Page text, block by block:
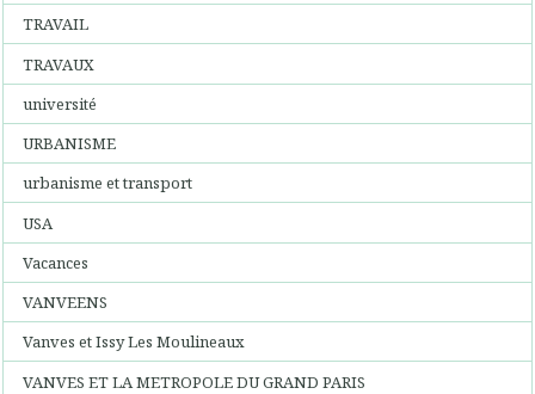
TRAVAIL
TRAVAUX
université
URBANISME
urbanisme et transport
USA
Vacances
VANVEENS
Vanves et Issy Les Moulineaux
VANVES ET LA METROPOLE DU GRAND PARIS